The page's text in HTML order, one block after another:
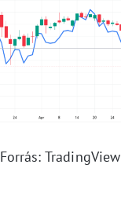
Forrás: TradingView